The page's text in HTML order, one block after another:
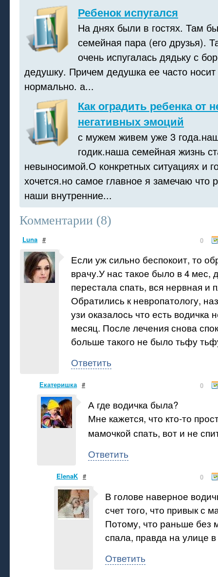
Ребенок испугался
На днях были в гостях. Там
семейная пара (его друзья).
очень испугалась дядьку с
дедушку. Причем дедушка ее часто носит
нормально. а...
Как оградить ребенка от
негативных эмоций
с мужем живем уже 3
годик.наша семейная жизнь
невыносимой.О конкретных ситуациях и
хочется.но самое главное я замечаю что
наши внутренние...
Комментарии (8)
Luna # 0
Если уж сильно беспокоит, то
врачу.У нас такое было в 4 мес,
перестала спать, вся нервная и
Обратились к невропатологу,
узи оказалось что есть водичка
месяц. После лечения снова
больше такого не было тьфу
Ответить
Екатеришка # 0
А где водичка была?
Мне кажется, что кто-то
мамочкой спать, вот и не
Ответить
ElenaK # 0
В голове наверное
счет того, что привык с
Потому, что раньше без
спала, правда на улице
Ответить